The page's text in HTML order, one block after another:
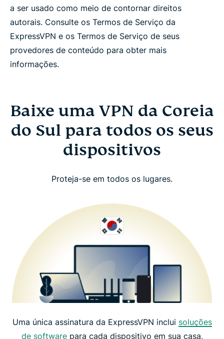
a ser usado como meio de contornar direitos
autorais. Consulte os Termos de Serviço da
ExpressVPN e os Termos de Serviço de seus
provedores de conteúdo para obter mais
informações.
Baixe uma VPN da Coreia
do Sul para todos os seus
dispositivos
Proteja-se em todos os lugares.
Uma única assinatura da ExpressVPN inclui soluções
de softwarepara cada dispositivo em sua casa,